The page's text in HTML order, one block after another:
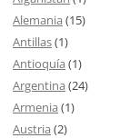
Alemania (15)
Antillas(1)
Antioquía (1)
Argentina (24)
Armenia (1)
Austria (2)